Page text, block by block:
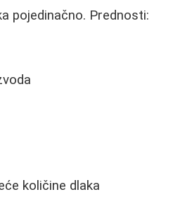
pojedinačno. Prednosti:
količine dlaka